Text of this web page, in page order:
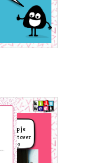
Begrijp je
waar het over
gaat?